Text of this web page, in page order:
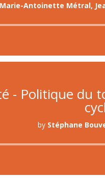
Marie-Antoinette Métral,
- Politique du
by Stéphane